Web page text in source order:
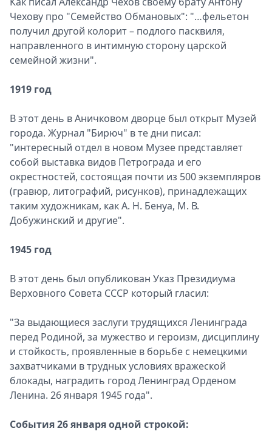
Чехову про "Семейство Обмановых": "…фельетон
получил другой колорит – подлого пасквиля,
направленного в интимную сторону царской
семейной жизни".
1919 год
В этот день в Аничковом дворце был открыт Музей
города. Журнал "Бирюч" в те дни писал:
"интересный отдел в новом Музее представляет
собой выставка видов Петрограда и его
окрестностей, состоящая почти из 500 экземпляров
(гравюр, литографий, рисунков), принадлежащих
таким художникам, как А. Н. Бенуа, М. В.
Добужинский и другие".
1945 год
В этот день был опубликован Указ Президиума
Верховного Совета СССР который гласил:
"За выдающиеся заслуги трудящихся Ленинграда
перед Родиной, за мужество и героизм, дисциплину
и стойкость, проявленные в борьбе с немецкими
захватчиками в трудных условиях вражеской
блокады, наградить город Ленинград Орденом
Ленина. 26 января 1945 года".
События 26 января одной строкой: